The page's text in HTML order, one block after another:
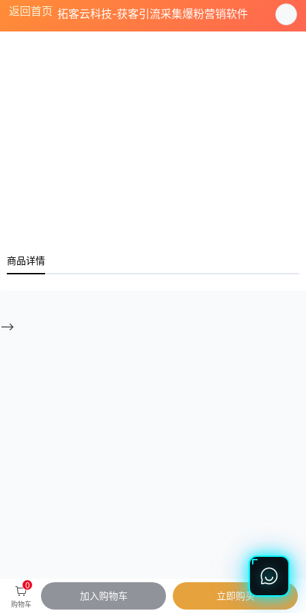
返回首页 拓客云科技-获客引流采集爆粉营销软件
商品详情
0
购物车
加入购物车 立即购买
-->